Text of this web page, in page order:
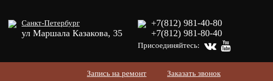
Санкт-Петербург
ул Маршала Казакова, 35
+7(812) 981-40-80
+7(812) 981-80-40
Присоединяйтесь:
Заказать звонок
Запись на ремонт